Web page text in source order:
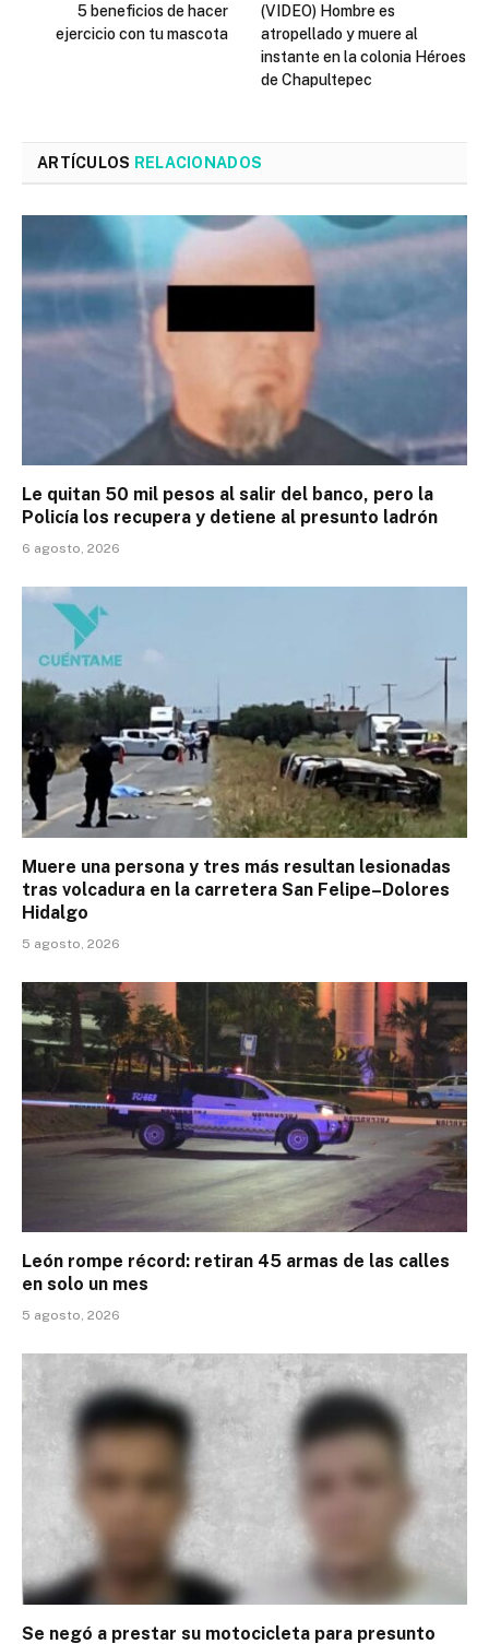
5 beneficios de hacer
ejercicio con tu mascota
(VIDEO) Hombre es
atropellado y muere al
instante en la colonia Héroes
de Chapultepec
ARTÍCULOS RELACIONADOS
Le quitan 50 mil pesos al salir del banco, pero la
Policía los recupera y detiene al presunto ladrón
6 agosto, 2026
Muere una persona y tres más resultan lesionadas
tras volcadura en la carretera San Felipe–Dolores
Hidalgo
5 agosto, 2026
León rompe récord: retiran 45 armas de las calles
en solo un mes
5 agosto, 2026
Se negó a prestar su motocicleta para presunto